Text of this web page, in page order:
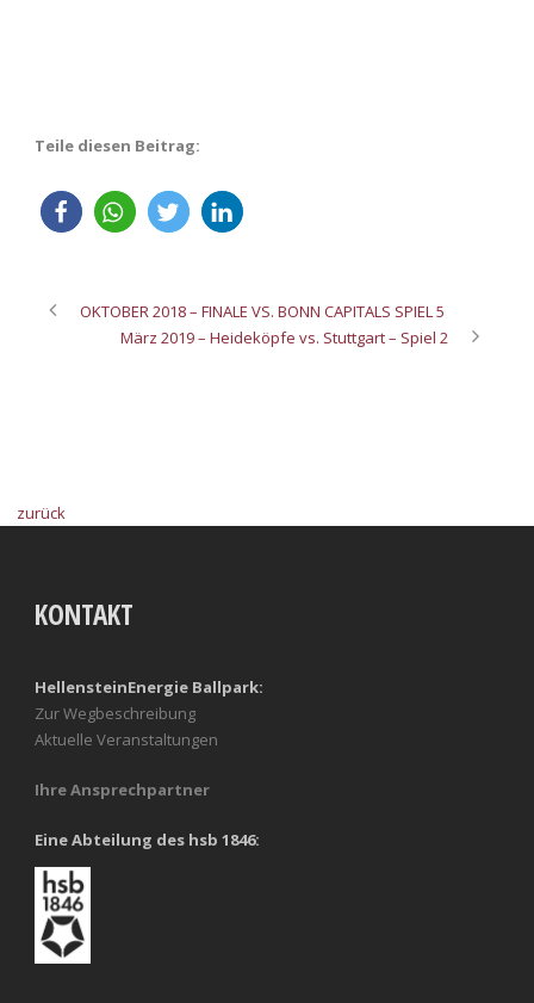
Teile diesen Beitrag:
OKTOBER 2018 – FINALE VS. BONN CAPITALS SPIEL 5
März 2019 – Heideköpfe vs. Stuttgart – Spiel 2
zurück
KONTAKT
HellensteinEnergie Ballpark:
Zur Wegbeschreibung
Aktuelle Veranstaltungen
Ihre Ansprechpartner
Eine Abteilung des hsb 1846: